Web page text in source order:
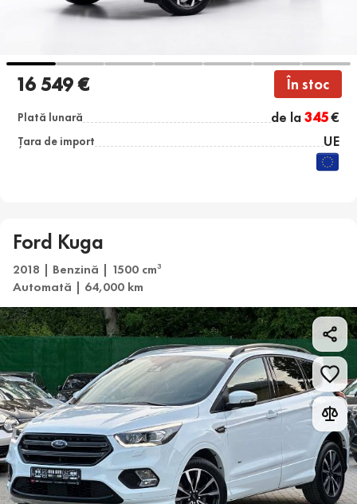
16 549 € În stoc
Plată lunară de la345€
Țara de import UE
Ford Kuga
2018 | Benzină | 1500 cm3
Automată | 64,000 km